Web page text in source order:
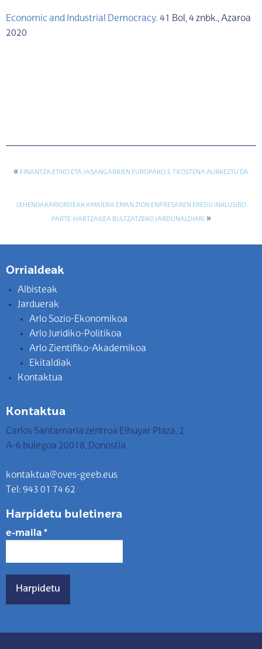
Economic and Industrial Democracy.41 Bol, 4 znbk., Azaroa
2020
« FINANTZA ETIKO ETA JASANGARRIEN EUROPAKO 3. TXOSTENA AURKEZTU DA
LEHENDAKARIORDEAK AMAIERA EMAN ZION ENPRESAREN EREDU INKLUSIBO
PARTE-HARTZAILEA BULTZATZEKO JARDUNALDIARI »
Orrialdeak
Albisteak
Jarduerak
Arlo Sozio-Ekonomikoa
Arlo Juridiko-Politikoa
Arlo Zientifiko-Akademikoa
Ekitaldiak
Kontaktua
Kontaktua
Carlos Santamaria zentroa Elhuyar Plaza, 2
A-6 bulegoa 20018, Donostia
kontaktua@oves-geeb.eus
Tel: 943 01 74 62
Harpidetu buletinera
e-maila *